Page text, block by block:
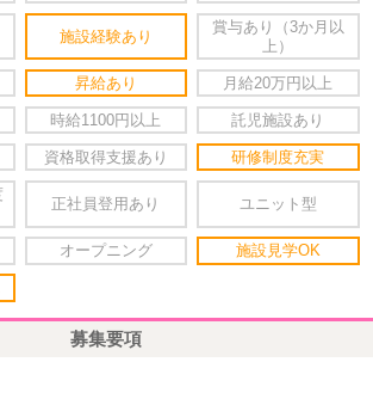
施設経験あり
賞与あり（3か月以
上）
昇給あり 月給20万円以上
時給1100円以上 託児施設あり
資格取得支援あり 研修制度充実
正社員登用あり ユニット型
オープニング 施設見学OK
募集要項